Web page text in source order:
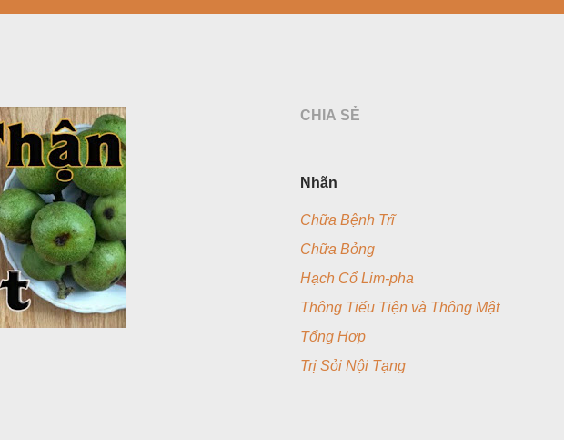
CHIA SẺ
Nhãn
Chữa Bệnh Trĩ
Chữa Bỏng
Hạch Cổ Lim-pha
Thông Tiểu Tiện và Thông Mật
Tổng Hợp
Trị Sỏi Nội Tạng